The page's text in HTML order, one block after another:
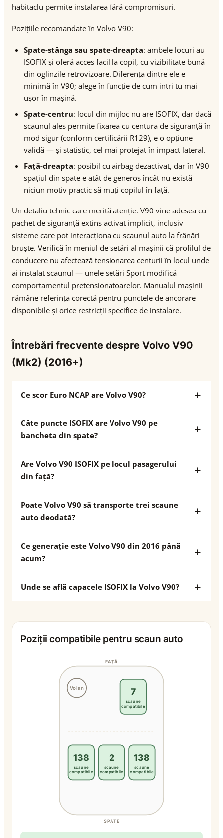
habitaclu permite instalarea fără compromisuri.
Pozițiile recomandate în Volvo V90:
Spate-stânga sau spate-dreapta: ambele locuri au
ISOFIX și oferă acces facil la copil, cu vizibilitate bună
din oglinzile retrovizoare. Diferența dintre ele e
minimă în V90; alege în funcție de cum intri tu mai
ușor în mașină.
Spate-centru: locul din mijloc nu are ISOFIX, dar dacă
scaunul ales permite fixarea cu centura de siguranță în
mod sigur (conform certificării R129), e o opțiune
validă — și statistic, cel mai protejat în impact lateral.
Față-dreapta: posibil cu airbag dezactivat, dar în V90
spațiul din spate e atât de generos încât nu există
niciun motiv practic să muți copilul în față.
Un detaliu tehnic care merită atenție: V90 vine adesea cu
pachet de siguranță extins activat implicit, inclusiv
sisteme care pot interacționa cu scaunul auto la frânări
bruște. Verifică în meniul de setări al mașinii că profilul de
conducere nu afectează tensionarea centurii în locul unde
ai instalat scaunul — unele setări Sport modifică
comportamentul pretensionatoarelor. Manualul mașinii
rămâne referința corectă pentru punctele de ancorare
disponibile și orice restricții specifice de instalare.
Întrebări frecvente despre Volvo V90
(Mk2) (2016+)
Ce scor Euro NCAP are Volvo V90?
Câte puncte ISOFIX are Volvo V90 pe
bancheta din spate?
Are Volvo V90 ISOFIX pe locul pasagerului
din față?
Poate Volvo V90 să transporte trei scaune
auto deodată?
Ce generație este Volvo V90 din 2016 până
acum?
Unde se află capacele ISOFIX la Volvo V90?
Poziții compatibile pentru scaun auto
Volan
FAȚĂ
SPATE
7
scaune
compatibile
138
scaune
compatibile
2
scaune
compatibile
138
scaune
compatibile